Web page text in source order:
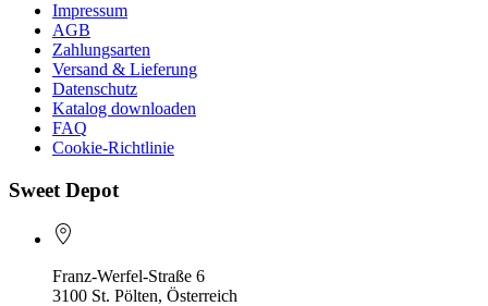
Impressum
AGB
Zahlungsarten
Versand & Lieferung
Datenschutz
Katalog downloaden
FAQ
Cookie-Richtlinie
Sweet Depot
Franz-Werfel-Straße 6
3100 St. Pölten, Österreich